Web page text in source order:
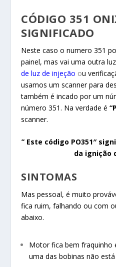
CÓDIGO 351
SIGNIFICADO
Neste caso o numero 351
painel, mas vai uma outra
de luz de injeção ou
usamos um scanner para
também é incado por um
número 351. Na verdade é
scanner.
” Este código PO351″
da ignição
SINTOMAS
Mas pessoal, é muito
fica ruim, falhando ou com
abaixo.
Motor fica bem fraquinho
uma das bobinas não